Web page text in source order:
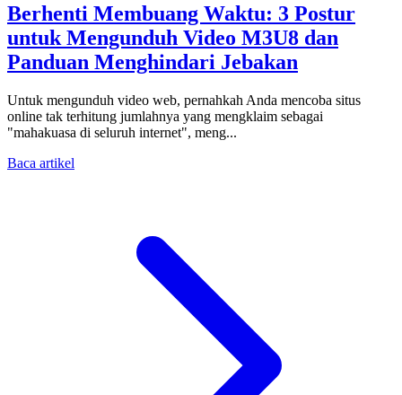
Berhenti Membuang Waktu: 3 Postur
untuk Mengunduh Video M3U8 dan
Panduan Menghindari Jebakan
Untuk mengunduh video web, pernahkah Anda mencoba situs
online tak terhitung jumlahnya yang mengklaim sebagai
"mahakuasa di seluruh internet", meng...
Baca artikel